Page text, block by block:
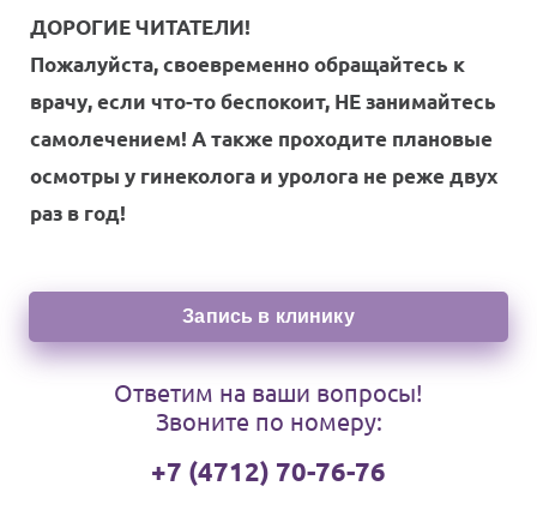
ДОРОГИЕ ЧИТАТЕЛИ!
Пожалуйста, своевременно обращайтесь к
врачу, если что-то беспокоит, НЕ занимайтесь
самолечением! А также проходите плановые
осмотры у гинеколога и уролога не реже двух
раз в год!
Запись в клинику
Ответим на ваши вопросы!
Звоните по номеру:
+7 (4712) 70-76-76